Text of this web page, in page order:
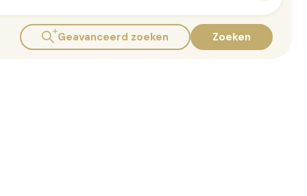
Geavanceerd zoeken Zoeken